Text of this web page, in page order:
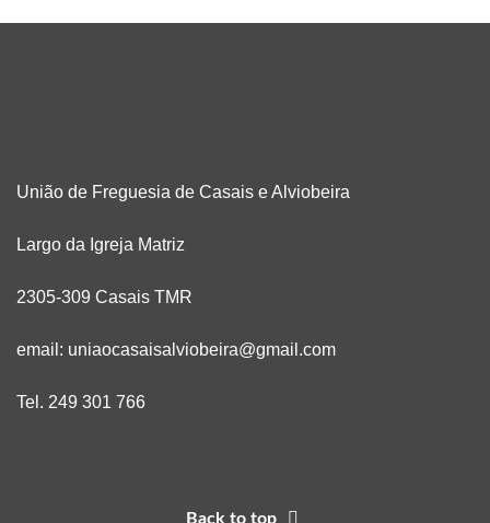
União de Freguesia de Casais e Alviobeira
Largo da Igreja Matriz
2305-309 Casais TMR
email: uniaocasaisalviobeira@gmail.com
Tel. 249 301 766
Back to top